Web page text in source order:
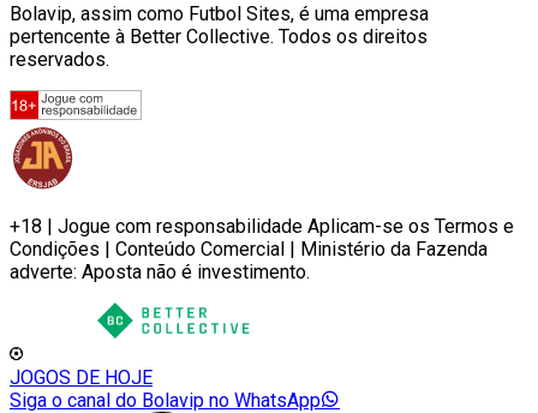
Bolavip, assim como Futbol Sites, é uma empresa
pertencente à Better Collective. Todos os direitos
reservados.
+18 | Jogue com responsabilidade Aplicam-se os Termos e
Condições | Conteúdo Comercial | Ministério da Fazenda
adverte: Aposta não é investimento.
JOGOS DE HOJE
Siga o canal do Bolavip no WhatsApp